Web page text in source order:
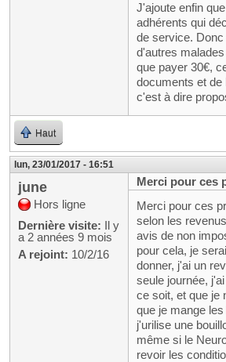
J'ajoute enfin
adhérents qui
de service.
d'autres
que payer 30€,
documents et de
c'est à dire
Haut
lun, 23/01/2017 - 16:51
june
Hors ligne
Dernière visite: Il y
a 2 années 9 mois
A rejoint: 10/2/16
Merci pour ces
Merci pour ces
selon les
avis de non
pour cela, je
donner, j'ai un
seule journée,
ce soit, et que je
que je mange
j'urilise une
même si le
revoir les